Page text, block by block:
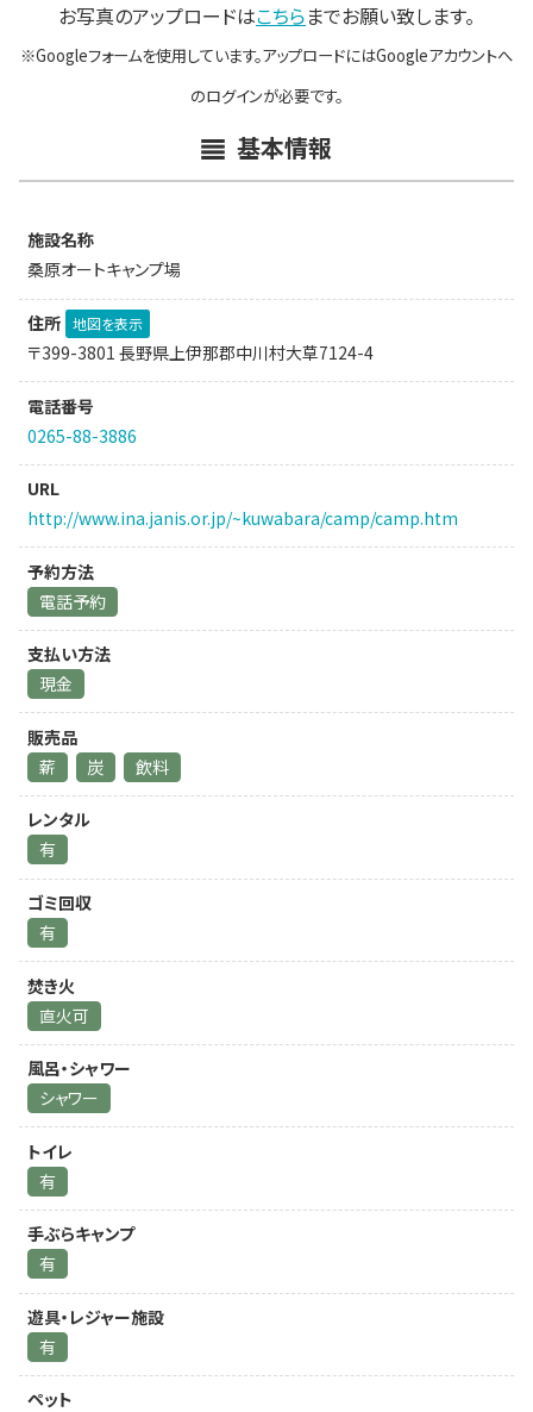
お写真のアップロードはこちらまでお願い致します。
※Googleフォームを使用しています。アップロードにはGoogleアカウントへ
のログインが必要です。
基本情報
施設名称
桑原オートキャンプ場
住所 地図を表示
〒399-3801 長野県上伊那郡中川村大草7124-4
電話番号
0265-88-3886
URL
http://www.ina.janis.or.jp/~kuwabara/camp/camp.htm
予約方法
電話予約
支払い方法
現金
販売品
薪
炭 飲料
レンタル
有
ゴミ回収
有
焚き火
直火可
風呂・シャワー
シャワー
トイレ
有
手ぶらキャンプ
有
遊具・レジャー施設
有
ペット